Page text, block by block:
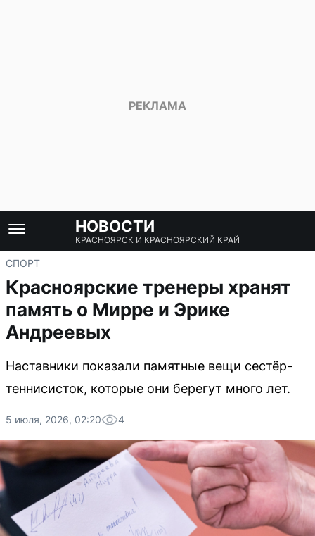
НОВОСТИ
КРАСНОЯРСК И КРАСНОЯРСКИЙ КРАЙ
СПОРТ
Красноярские тренеры хранят
память о Мирре и Эрике
Андреевых
Наставники показали памятные вещи сестёр-
теннисисток, которые они берегут много лет.
5 июля, 2026, 02:20 4